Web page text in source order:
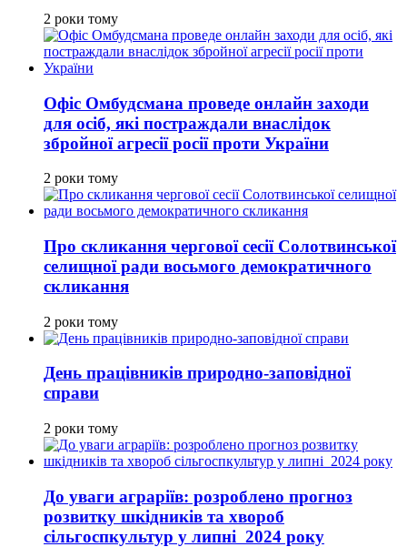
2 роки тому
Офіс Омбудсмана проведе онлайн заходи
для осіб, які постраждали внаслідок
збройної агресії росії проти України
2 роки тому
Про скликання чергової сесії Солотвинської
селищної ради восьмого демократичного
скликання
2 роки тому
День працівників природно-заповідної
справи
2 роки тому
До уваги аграріїв: розроблено прогноз
розвитку шкідників та хвороб
сільгоспкультур у липні 2024 року